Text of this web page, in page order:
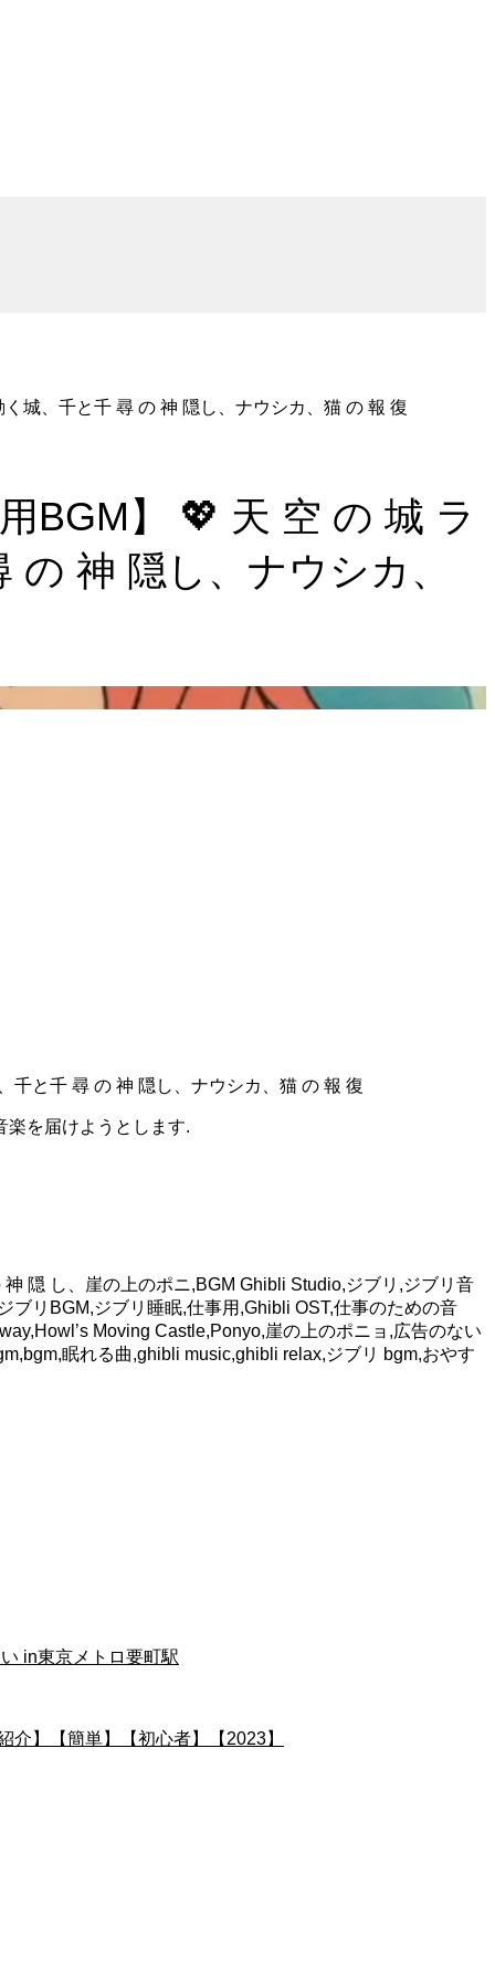
城、千と千 尋 の 神 隠し、ナウシカ、猫 の 報 復
BGM】 💖 天 空 の 城 ラ
神 隠し、ナウシカ、
千と千 尋 の 神 隠し、ナウシカ、猫 の 報 復
楽を届けようとします.
隠 し、崖の上のポニ,BGM Ghibli Studio,ジブリ,ジブリ音
リBGM,ジブリ睡眠,仕事用,Ghibli OST,仕事のための音
Moving Castle,Ponyo,崖の上のポニョ,広告のない
眠れる曲,ghibli music,ghibli relax,ジブリ bgm,おやす
in東京メトロ要町駅
】【簡単】【初心者】【2023】